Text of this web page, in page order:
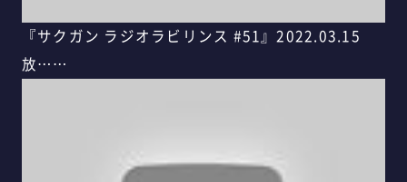
『サクガン ラジオラビリンス #51』2022.03.15
放……